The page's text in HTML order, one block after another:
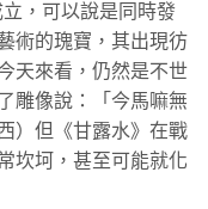
，可以說是同時發
術的瑰寶，其出現彷
天來看，仍然是不世
雕像說：「今馬嘛無
）但《甘露水》在戰
坎坷，甚至可能就化